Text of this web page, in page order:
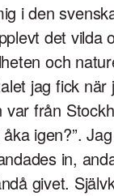
i den
det vilda
och
jag fick när
var från
igen?”.
in,
givet.